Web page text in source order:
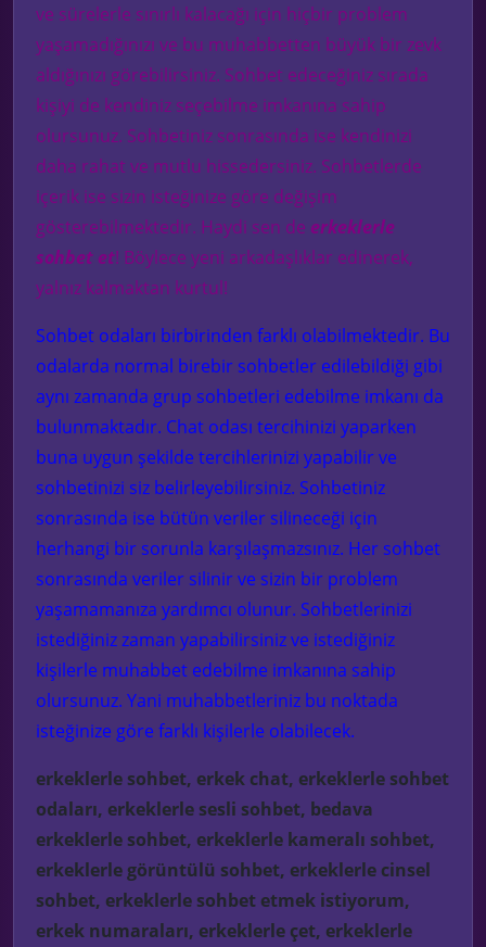
ve sürelerle sınırlı kalacağı için hiçbir problem
yaşamadığınızı ve bu muhabbetten büyük bir zevk
aldığınızı görebilirsiniz. Sohbet edeceğiniz sırada
kişiyi de kendiniz seçebilme imkanına sahip
olursunuz. Sohbetiniz sonrasında ise kendinizi
daha rahat ve mutlu hissedersiniz. Sohbetlerde
içerik ise sizin isteğinize göre değişim
gösterebilmektedir. Haydi sen de erkeklerle
sohbet et! Böylece yeni arkadaşlıklar edinerek,
yalnız kalmaktan kurtul!
Sohbet odaları birbirinden farklı olabilmektedir. Bu
odalarda normal birebir sohbetler edilebildiği gibi
aynı zamanda grup sohbetleri edebilme imkanı da
bulunmaktadır. Chat odası tercihinizi yaparken
buna uygun şekilde tercihlerinizi yapabilir ve
sohbetinizi siz belirleyebilirsiniz. Sohbetiniz
sonrasında ise bütün veriler silineceği için
herhangi bir sorunla karşılaşmazsınız. Her sohbet
sonrasında veriler silinir ve sizin bir problem
yaşamamanıza yardımcı olunur. Sohbetlerinizi
istediğiniz zaman yapabilirsiniz ve istediğiniz
kişilerle muhabbet edebilme imkanına sahip
olursunuz. Yani muhabbetleriniz bu noktada
isteğinize göre farklı kişilerle olabilecek.
erkeklerle sohbet, erkek chat, erkeklerle sohbet
odaları, erkeklerle sesli sohbet, bedava
erkeklerle sohbet, erkeklerle kameralı sohbet,
erkeklerle görüntülü sohbet, erkeklerle cinsel
sohbet, erkeklerle sohbet etmek istiyorum,
erkek numaraları, erkeklerle çet, erkeklerle